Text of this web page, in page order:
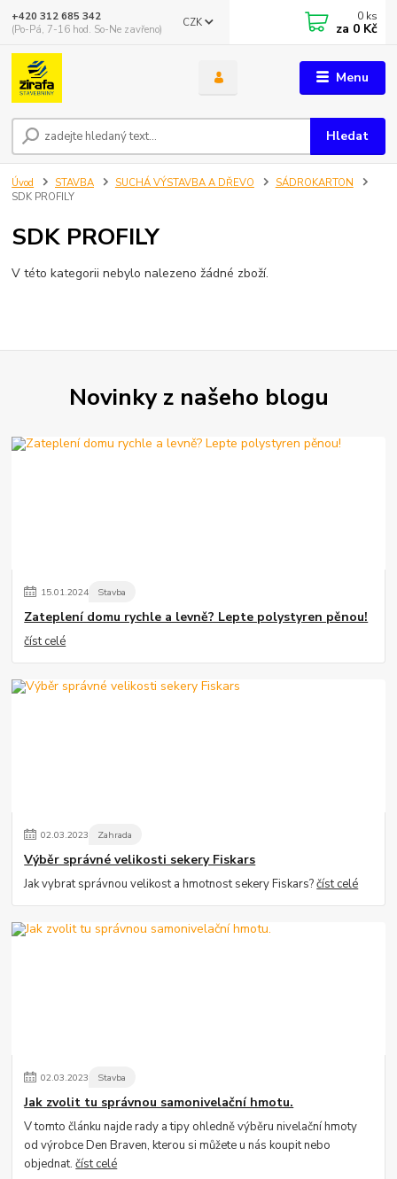
Menu
CZK
Hledat
+420 312 685 342
(Po-Pá, 7-16 hod. So-Ne zavřeno)
0 ks
za 0 Kč
Úvod STAVBA SUCHÁ VÝSTAVBA A DŘEVO
SÁDROKARTON
SDK PROFILY
SDK PROFILY
V této kategorii nebylo nalezeno žádné zboží.
Novinky z našeho blogu
15.01.2024 Stavba
Zateplení domu rychle a levně? Lepte polystyren pěnou!
číst celé
02.03.2023 Zahrada
Výběr správné velikosti sekery Fiskars
Jak vybrat správnou velikost a hmotnost sekery Fiskars?číst celé
02.03.2023 Stavba
Jak zvolit tu správnou samonivelační hmotu.
V tomto článku najde rady a tipy ohledně výběru nivelační hmoty
od výrobce Den Braven, kterou si můžete u nás koupit nebo
objednat.číst celé